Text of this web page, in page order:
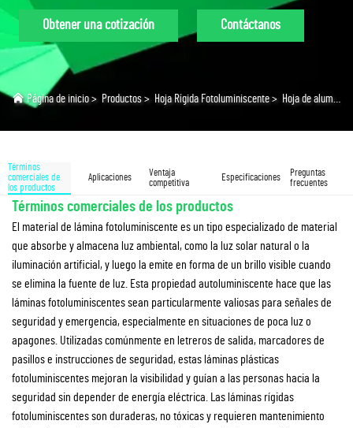
Obtener una cotización Contáctanos
Página de inicio> Productos > Hoja Rígida Fotoluminiscente> Hoja de aluminio fotoluminiscente
Términos
comerciales de
los productos
Aplicaciones
Ventaja
competitiva
Especificaciones
Preguntas
frecuentes
Términos comerciales de los productos
El material de lámina fotoluminiscente es un tipo especializado de material
que absorbe y almacena luz ambiental, como la luz solar natural o la
iluminación artificial, y luego la emite en forma de un brillo visible cuando
se elimina la fuente de luz. Esta propiedad autoluminiscente hace que las
láminas fotoluminiscentes sean particularmente valiosas para señales de
seguridad y emergencia, especialmente en situaciones de poca luz o
apagones. Utilizadas comúnmente en letreros de salida, marcadores de
pasillos e instrucciones de seguridad, estas láminas plásticas
fotoluminiscentes mejoran la visibilidad y guían a las personas hacia la
seguridad sin depender de energía eléctrica. Las láminas rígidas
fotoluminiscentes son duraderas, no tóxicas y requieren mantenimiento